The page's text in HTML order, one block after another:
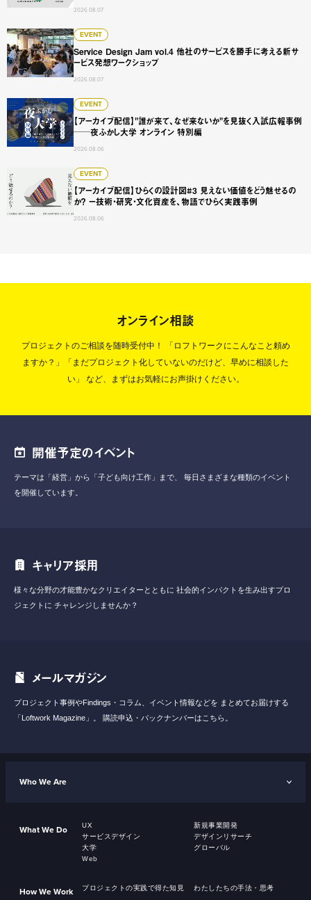
2026.08.07
EVENT
Service Design Jam vol.4 他社のサービスを勝手に考える新サ
ービス発想ワークショップ
2026.08.07
Service Design Jam vol.4 他社のサービスを勝手に考える
EVENT
【アーカイブ配信】"誰が来て、なぜ来ないか"を見抜く入試広報事例
──夜ふかし大学 オンライン 特別編
2026.08.06
【アーカイブ配信】"誰が来て、なぜ来ないか"を見抜く入
EVENT
【アーカイブ配信】ひらくの設計図#3 見えない価値をどう魅せるの
か？ ー技術・研究・文化資産を、物語でひらく実践事例
2026.08.06
【アーカイブ配信】ひらくの設計図#3 見えない価値をどう
オンライン相談
プロジェクトのご相談を随時受付中！
「ロフトワークにこんなこと頼め
ますか？」「まだプロジェクト化していないのだけど、早めに相談した
い」
など、まずはお気軽にお声掛けください。
開催予定のイベント
テーマは「経営」から「子ども向け工作」まで、
毎日さまざまな種類のイベント
を開催しています。
キャリア採用
様々な分野の才能豊かなクリエイターとともに 社会的インパクトを生み出すプロ
ジェクトに チャレンジしませんか？
メールマガジン
プロジェクト事例やFindings・コラム、イベント情報などを まとめてお届けする
「Loftwork Magazine」。
購読申込・バックナンバーはこちら。
Who We Are
What We Do UX
新規事業開発
サービスデザイン
デザインリサーチ
大学
グローバル
Web
How We Work プロジェクトの実践で得た知見 わたしたちの手法・思考